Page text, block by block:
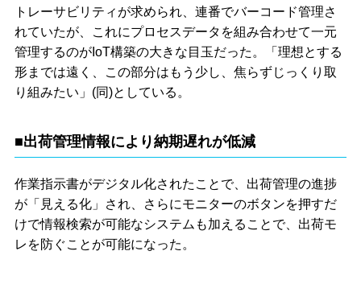
トレーサビリティが求められ、連番でバーコード管理さ
れていたが、これにプロセスデータを組み合わせて一元
管理するのがIoT構築の大きな目玉だった。「理想とする
形までは遠く、この部分はもう少し、焦らずじっくり取
り組みたい」(同)としている。
■出荷管理情報により納期遅れが低減
作業指示書がデジタル化されたことで、出荷管理の進捗
が「見える化」され、さらにモニターのボタンを押すだ
けで情報検索が可能なシステムも加えることで、出荷モ
レを防ぐことが可能になった。